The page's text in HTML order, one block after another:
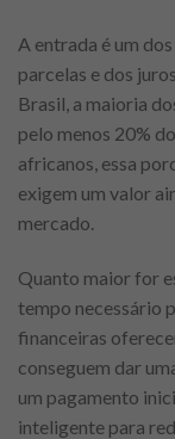
A entrada é um
parcelas e dos
Brasil, a maioria
pelo menos 20%
africanos, essa
exigem um valor
mercado.
Quanto maior for
tempo necessário
financeiras
conseguem dar
um pagamento
inteligente para